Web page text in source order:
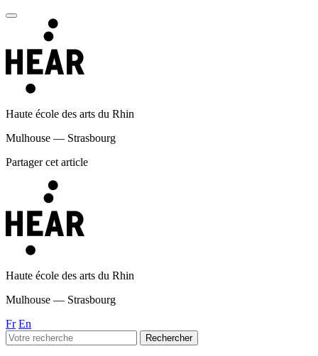
Haute école des arts du Rhin
Mulhouse — Strasbourg
Partager cet article
Haute école des arts du Rhin
Mulhouse — Strasbourg
Fr En